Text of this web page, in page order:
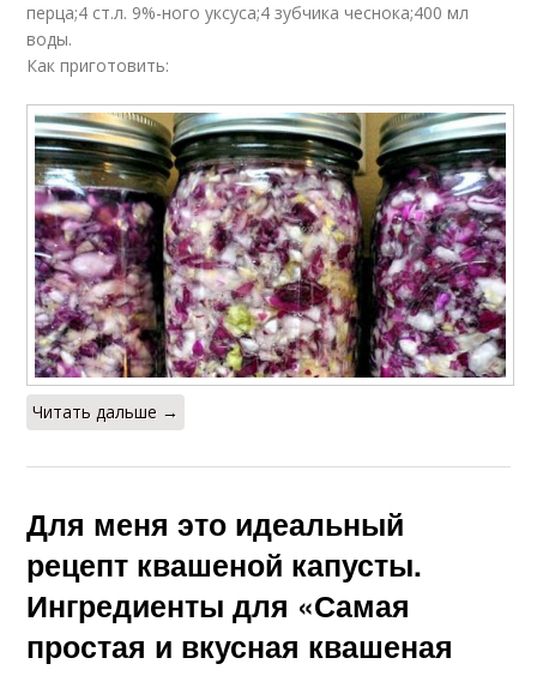
перца;4 ст.л. 9%-ного уксуса;4 зубчика чеснока;400 мл
воды.
Как приготовить:
Читать дальше →
Для меня это идеальный
рецепт квашеной капусты.
Ингредиенты для «Самая
простая и вкусная квашеная